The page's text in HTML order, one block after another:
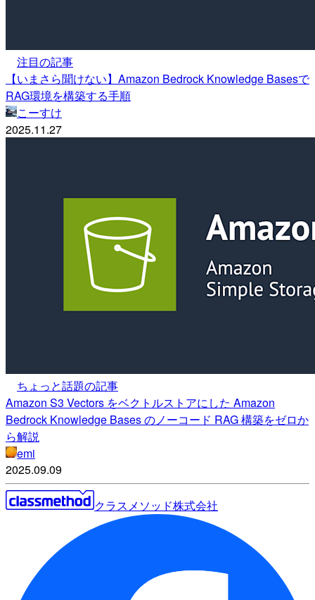
注目の記事
【いまさら聞けない】Amazon Bedrock Knowledge Basesで
RAG環境を構築する手順
こーすけ
2025.11.27
ちょっと話題の記事
Amazon S3 Vectors をベクトルストアにした Amazon
Bedrock Knowledge Bases のノーコード RAG 構築をゼロか
ら解説
emi
2025.09.09
クラスメソッド株式会社